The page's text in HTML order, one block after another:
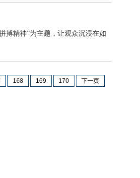
搏精神”为主题，让观众沉浸在如
168 169 170 下一页